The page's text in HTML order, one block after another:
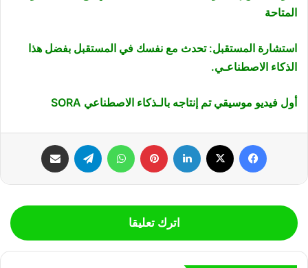
المتاحة
استشارة المستقبل: تحدث مع نفسك في المستقبل بفضل هذا
الذكاء الاصطناعـي.
أول فيديو موسيقي تم إنتاجه بالـذكاء الاصطناعي SORA
اترك تعليقا